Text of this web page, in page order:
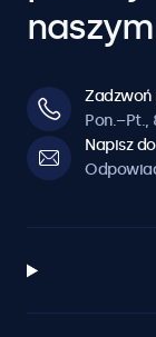
Zadzwoń
Pon.–Pt.,
Napisz